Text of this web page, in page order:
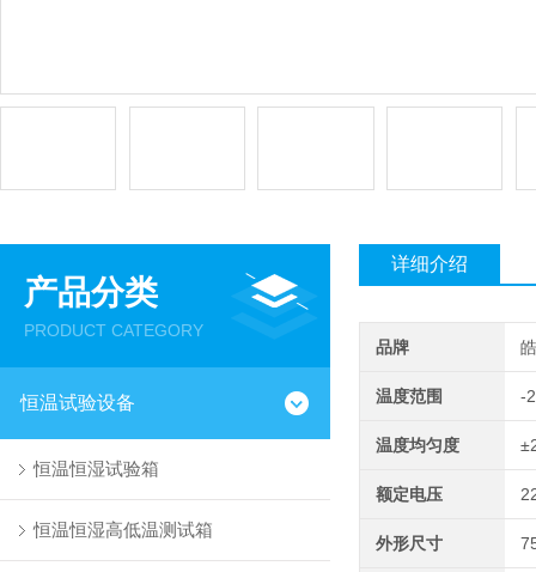
产品分类
PRODUCT CATEGORY
恒温试验设备
恒温恒湿试验箱
恒温恒湿高低温测试箱
详细介绍
品牌
温度范围 -
温度均匀度
额定电压
外形尺寸